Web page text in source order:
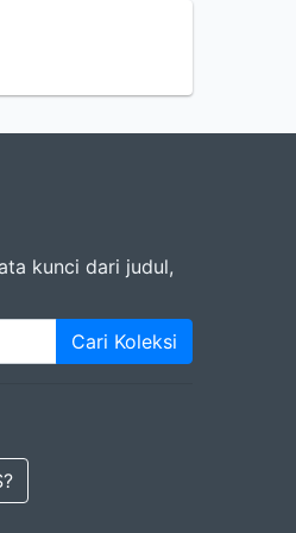
kunci dari judul,
Cari Koleksi